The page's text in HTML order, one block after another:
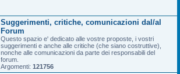
Suggerimenti, critiche, comunicazioni dal/al
Forum
Questo spazio e' dedicato alle vostre proposte, i vostri
suggerimenti e anche alle critiche (che siano costruttive),
nonche alle comunicazioni da parte dei responsabili del
forum.
Argomenti: 121756